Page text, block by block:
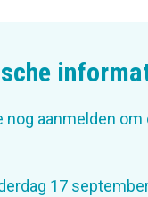
nog aanmelden om
17